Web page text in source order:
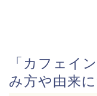
「カフェイ
み方や由来